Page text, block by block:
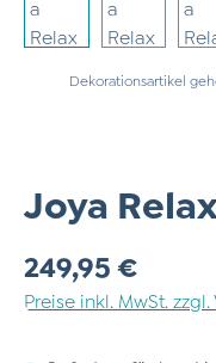
Dekorationsartikel
Joya
Regulärer Preis:
249,95 €
Preise inkl. MwSt.